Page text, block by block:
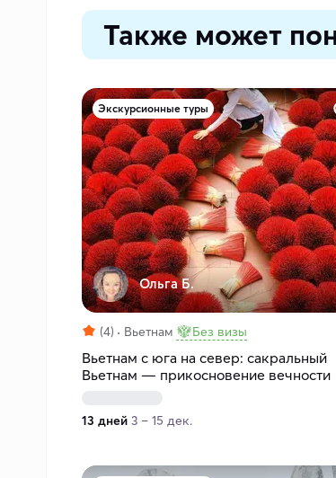
Также может
Экскурсионные туры
Ольга Б.
(4) Вьетнам Без визы
Вьетнам с юга на север: сакральный
Вьетнам — прикосновение вечности
13 дней 3 – 15 дек.